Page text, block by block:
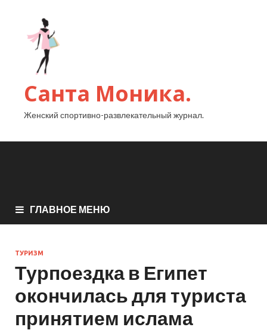
Санта Моника.
Женский спортивно-развлекательный журнал.
ГЛАВНОЕ МЕНЮ
ТУРИЗМ
Турпоездка в Египет
окончилась для туриста
принятием ислама